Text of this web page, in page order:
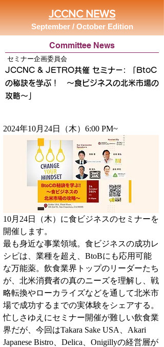
JCCNC NEWS
September / October Edition
Committee News
セミナー企画委員会
JCCNC & JETRO共催 セミナー: 「BtoC
の秘訣を学ぶ！ ～食ビジネスの北米市場の
攻略～」
2024年10月24日（木）6:00 PM~
10月24日（木）に食ビジネスのセミナーを
開催します。
最も身近な事業領域。食ビジネスの成功レ
シピは、業種を超え、BtoBにも応用可能
な万能薬。飲食業界トップのリーダーたち
が、北米消費者の真のニーズを理解し、戦
略転換やローカライズなどを通して北米市
場で成功するまでの実体験をシェアする。
忙しさゆえにセミナー開催が難しい飲食業
界だが、今回はTakara Sake USA、Akari
Japanese Bistro、Delica、Onigillyの経営層が